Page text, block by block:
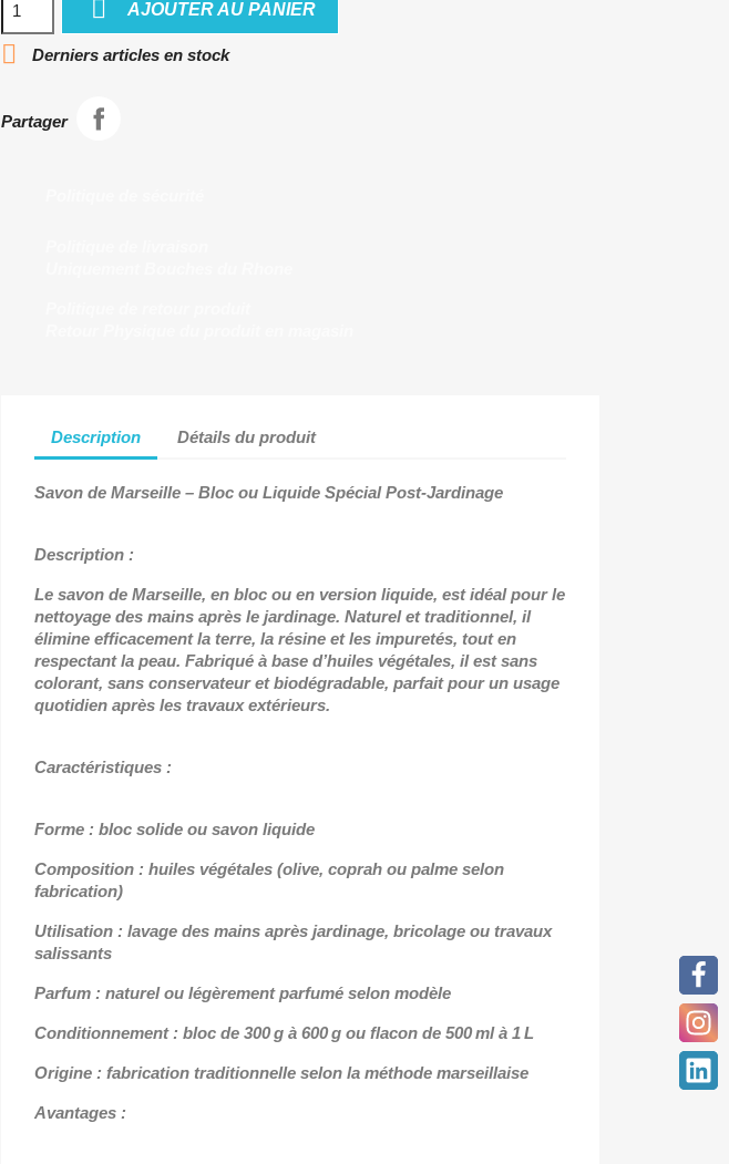
 AJOUTER AU PANIER
 Derniers articles en stock
Partager
Description Détails du produit
Savon de Marseille – Bloc ou Liquide Spécial Post-Jardinage
Description :
Le savon de Marseille, en bloc ou en version liquide, est idéal pour le
nettoyage des mains après le jardinage. Naturel et traditionnel, il
élimine efficacement la terre, la résine et les impuretés, tout en
respectant la peau. Fabriqué à base d’huiles végétales, il est sans
colorant, sans conservateur et biodégradable, parfait pour un usage
quotidien après les travaux extérieurs.
Caractéristiques :
Forme : bloc solide ou savon liquide
Composition : huiles végétales (olive, coprah ou palme selon
fabrication)
Utilisation : lavage des mains après jardinage, bricolage ou travaux
salissants
Parfum : naturel ou légèrement parfumé selon modèle
Conditionnement : bloc de 300 g à 600 g ou flacon de 500 ml à 1 L
Origine : fabrication traditionnelle selon la méthode marseillaise
Avantages :